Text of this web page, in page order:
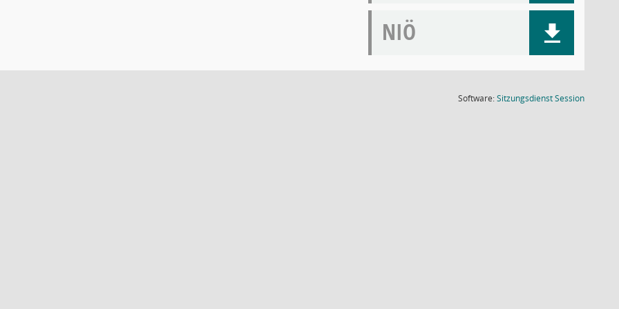
NIÖ
Software:SitzungsdienstSession(Wird in